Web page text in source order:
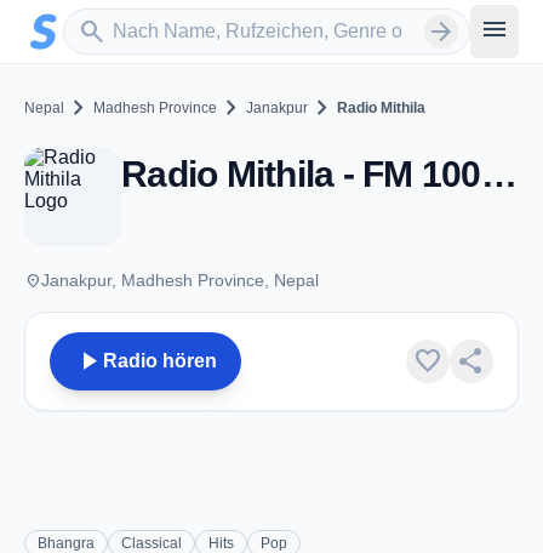
Zum Hauptinhalt springen
search
Sender suchen arrow_forward menu
Nepal chevron_right Madhesh Province chevron_right Janakpur chevron_right Radio Mithila
Radio Mithila - FM 100.8 - Janakpur
placeJanakpur, Madhesh Province, Nepal
play_arrow Radio hören favorite share
Bhangra Classical Hits Pop